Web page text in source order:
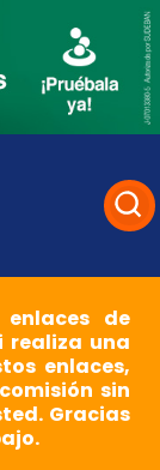
de
realiza una
enlaces,
sin
Gracias